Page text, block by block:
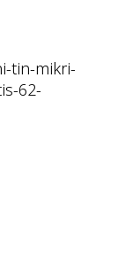
tin-mikri-
62-